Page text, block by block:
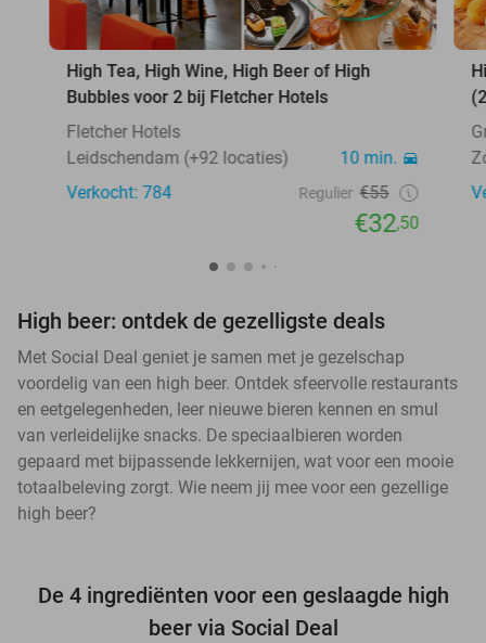
High Tea, High Wine, High Beer of High
Bubbles voor 2 bij Fletcher Hotels
Fletcher Hotels
Leidschendam (+92 locaties)
10 min.
Verkocht: 784
Regulier €55
€32,50
High beer: ontdek de gezelligste deals
Met Social Deal geniet je samen met je gezelschap
voordelig van een high beer. Ontdek sfeervolle restaurants
en eetgelegenheden, leer nieuwe bieren kennen en smul
van verleidelijke snacks. De speciaalbieren worden
gepaard met bijpassende lekkernijen, wat voor een mooie
totaalbeleving zorgt. Wie neem jij mee voor een gezellige
high beer?
De 4 ingrediënten voor een geslaagde high
beer via Social Deal